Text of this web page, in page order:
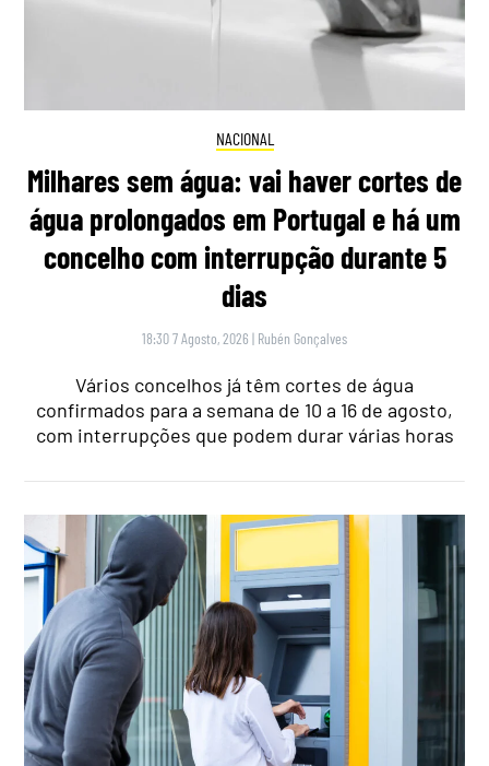
NACIONAL
Milhares sem água: vai haver cortes de
água prolongados em Portugal e há um
concelho com interrupção durante 5
dias
18:30 7 Agosto, 2026 | Rubén Gonçalves
Vários concelhos já têm cortes de água
confirmados para a semana de 10 a 16 de agosto,
com interrupções que podem durar várias horas